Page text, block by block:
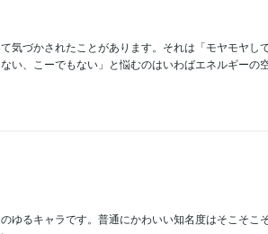
気づかされたことがあります。それは「モヤモヤし
い、こーでもない」と悩むのはいわばエネルギーの
るキャラです。普通にかわいい知名度はそこそこ